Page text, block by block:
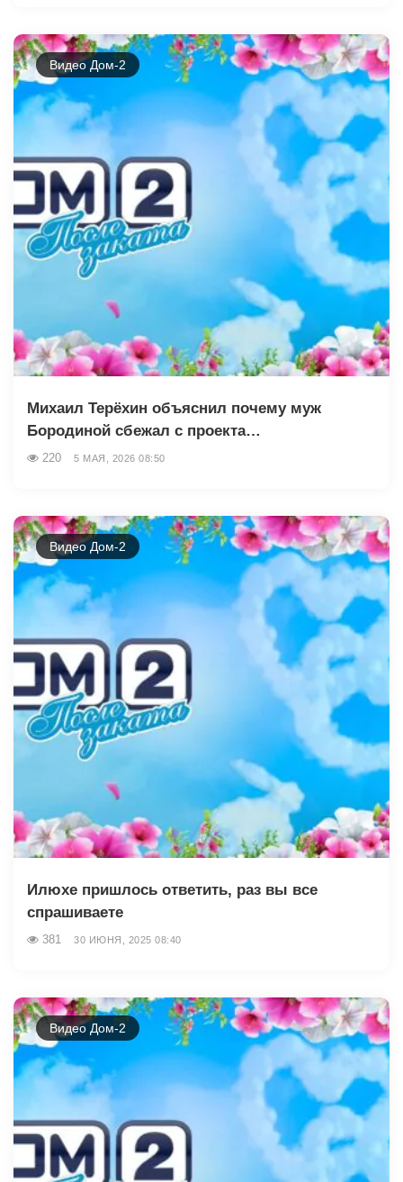
Видео Дом-2
Михаил Терёхин объяснил почему муж
Бородиной сбежал с проекта…
220 5 МАЯ, 2026 08:50
Видео Дом-2
Илюхе пришлось ответить, раз вы все
спрашиваете
381 30 ИЮНЯ, 2025 08:40
Видео Дом-2